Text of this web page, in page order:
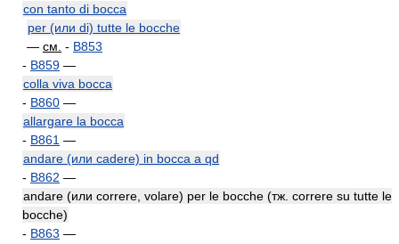
con tanto di bocca
per (или di) tutte le bocche
— см. - B853
- B859 —
colla viva bocca
- B860 —
allargare la bocca
- B861 —
andare (или cadere) in bocca a qd
- B862 —
andare (или correre, volare) per le bocche (тж. correre su tutte le
bocche)
- B863 —